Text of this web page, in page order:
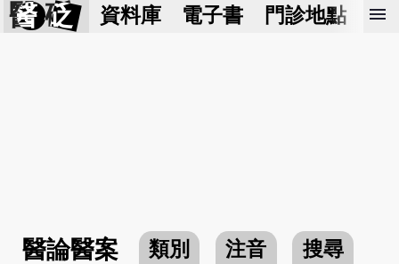
醫 砭 資料庫 電子書 門診地點 預
menu
醫論醫案 類別 注音
搜尋